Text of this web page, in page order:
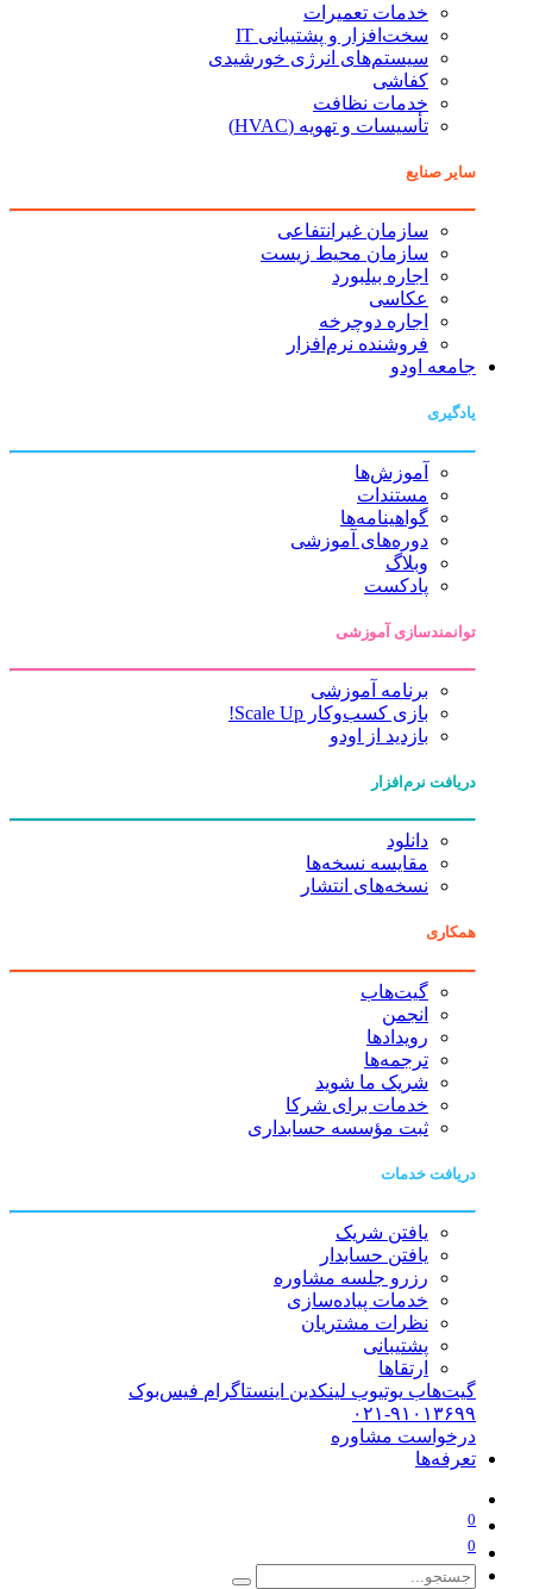
خدمات تعمیرات
سخت‌افزار و پشتیبانی IT
سیستم‌های انرژی خورشیدی
کفاشی
خدمات نظافت
تأسیسات و تهویه (HVAC)
سایر صنایع
سازمان غیرانتفاعی
سازمان محیط زیست
اجاره بیلبورد
عکاسی
اجاره دوچرخه
فروشنده نرم‌افزار
جامعه اودو
یادگیری
آموزش‌ها
مستندات
گواهینامه‌ها
دوره‌های آموزشی
وبلاگ
پادکست
توانمندسازی آموزشی
برنامه آموزشی
بازی کسب‌وکار Scale Up!
بازدید از اودو
دریافت نرم‌افزار
دانلود
مقایسه نسخه‌ها
نسخه‌های انتشار
همکاری
گیت‌هاب
انجمن
رویدادها
ترجمه‌ها
شریک ما شوید
خدمات برای شرکا
ثبت مؤسسه حسابداری
دریافت خدمات
یافتن شریک
یافتن حسابدار
رزرو جلسه مشاوره
خدمات پیاده‌سازی
نظرات مشتریان
پشتیبانی
ارتقاها
گیت‌هاب یوتیوب لینکدین اینستاگرام فیس‌بوک
۰۲۱-۹۱۰۱۳۶۹۹
درخواست مشاوره
تعرفه‌ها
0
0